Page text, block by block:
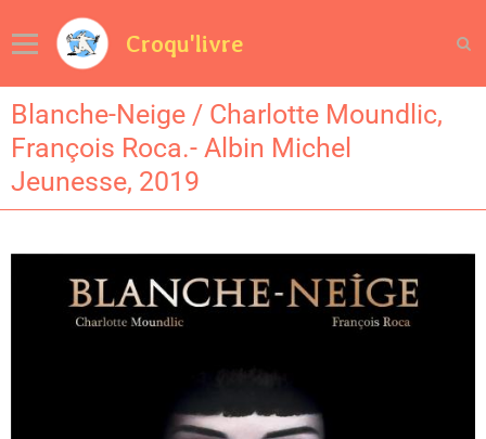
Croqu'livre
Blanche-Neige / Charlotte Moundlic,
François Roca.- Albin Michel
Jeunesse, 2019